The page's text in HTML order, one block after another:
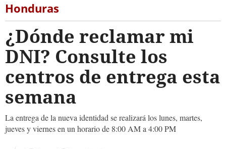
Honduras
¿Dónde reclamar mi
DNI? Consulte los
centros de entrega esta
semana
La entrega de la nueva identidad se realizará los lunes, martes,
jueves y viernes en un horario de 8:00 AM a 4:00 PM